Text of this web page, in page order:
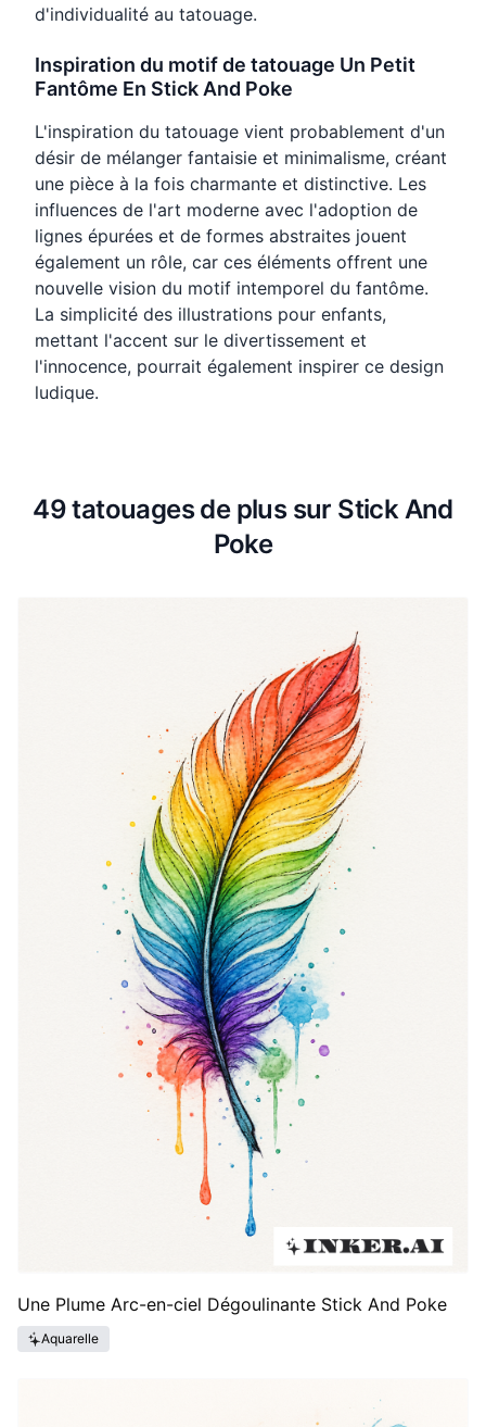
d'individualité au tatouage.
Inspiration du motif de tatouage Un Petit
Fantôme En Stick And Poke
L'inspiration du tatouage vient probablement d'un
désir de mélanger fantaisie et minimalisme, créant
une pièce à la fois charmante et distinctive. Les
influences de l'art moderne avec l'adoption de
lignes épurées et de formes abstraites jouent
également un rôle, car ces éléments offrent une
nouvelle vision du motif intemporel du fantôme.
La simplicité des illustrations pour enfants,
mettant l'accent sur le divertissement et
l'innocence, pourrait également inspirer ce design
ludique.
49 tatouages de plus sur Stick And
Poke
Une Plume Arc-en-ciel Dégoulinante Stick And Poke
Aquarelle